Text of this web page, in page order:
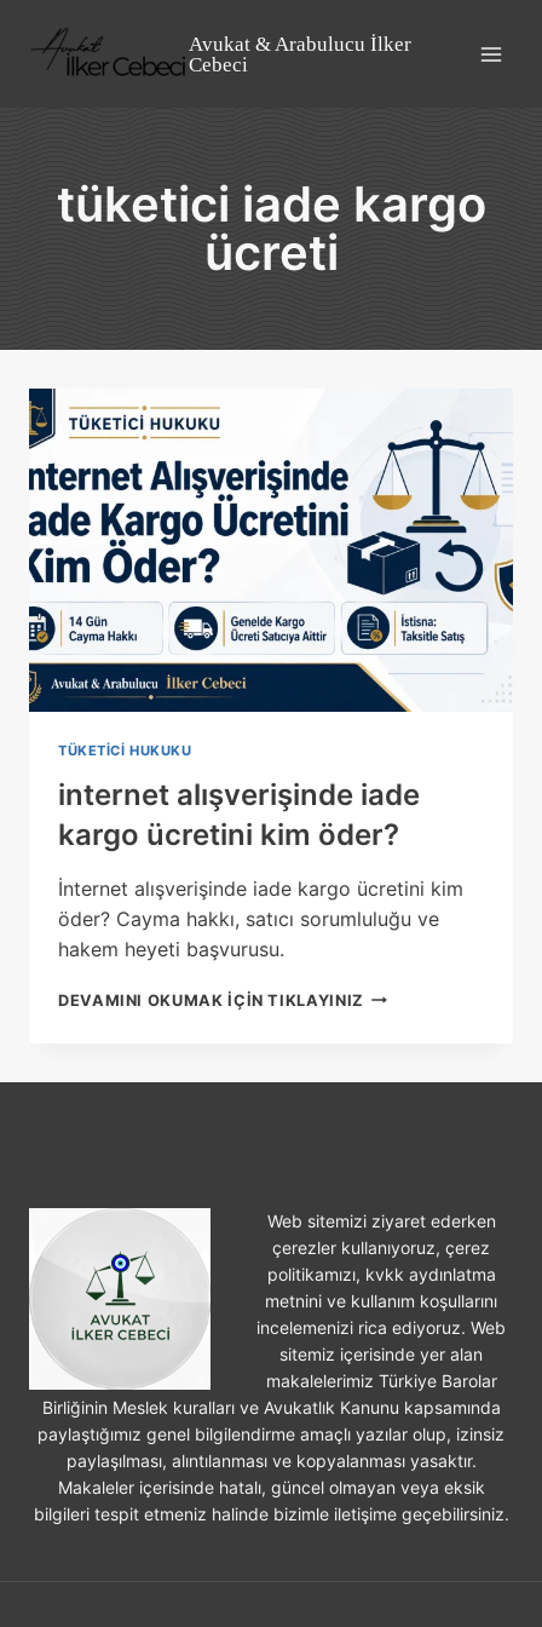
content
Avukat & Arabulucu İlker
Cebeci
tüketici iade kargo
ücreti
TÜKETICI HUKUKU
internet alışverişinde iade
kargo ücretini kim öder?
İnternet alışverişinde iade kargo ücretini kim
öder? Cayma hakkı, satıcı sorumluluğu ve
hakem heyeti başvurusu.
DEVAMINI OKUMAK IÇIN TIKLAYINIZ INTERNET
Web sitemizi ziyaret ederken
çerezler kullanıyoruz, çerez
politikamızı, kvkk aydınlatma
metnini ve kullanım koşullarını
incelemenizi rica ediyoruz. Web
sitemiz içerisinde yer alan
makalelerimiz Türkiye Barolar
Birliğinin Meslek kuralları ve Avukatlık Kanunu kapsamında
paylaştığımız genel bilgilendirme amaçlı yazılar olup, izinsiz
paylaşılması, alıntılanması ve kopyalanması yasaktır.
Makaleler içerisinde hatalı, güncel olmayan veya eksik
bilgileri tespit etmeniz halinde bizimle iletişime geçebilirsiniz.